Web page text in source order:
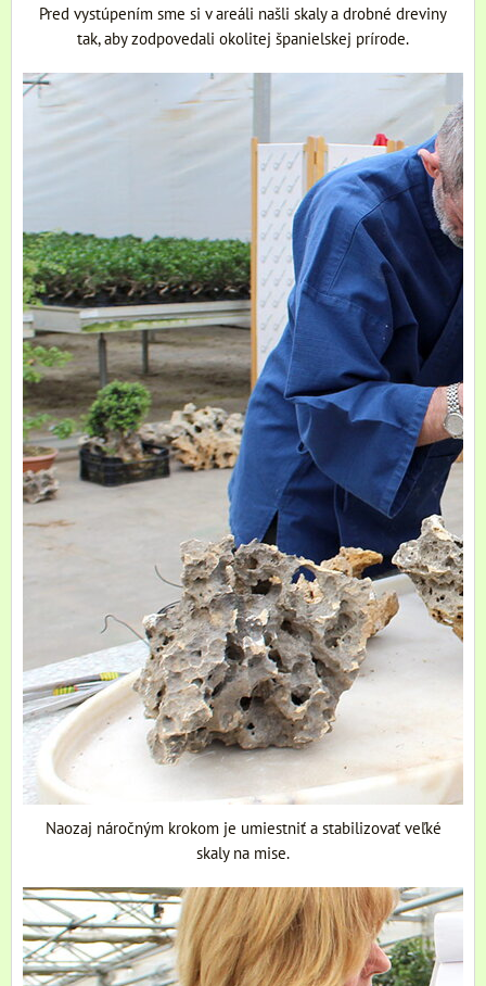
Pred vystúpením sme si v areáli našli skaly a drobné dreviny
tak, aby zodpovedali okolitej španielskej prírode.
Naozaj náročným krokom je umiestniť a stabilizovať veľké
skaly na mise.